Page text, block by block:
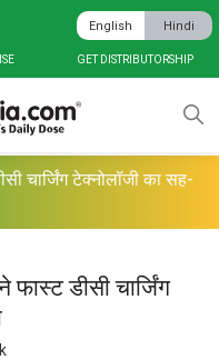
GET DISTRIBUTORSHIP
English Hindi
चार्जिंग टेक्नोलॉजी का सह-
फास्ट डीसी चार्जिंग